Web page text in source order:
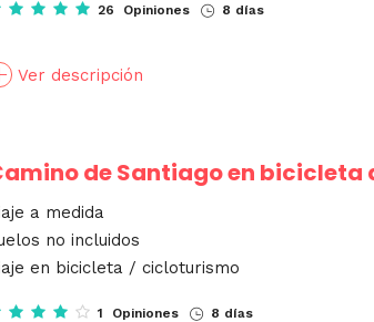
26 Opiniones 8 días
Ver descripción
de Santiago en bicicleta
a medida
no incluidos
en bicicleta / cicloturismo
1 Opiniones 8 días